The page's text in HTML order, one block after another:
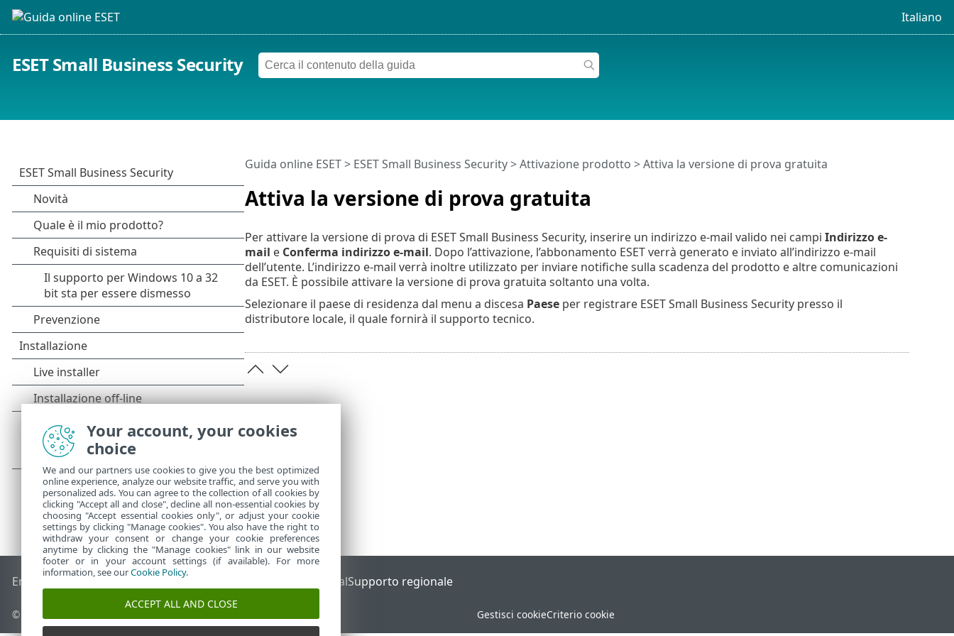
Italiano
ESET Small Business Security
Attiva la versione di prova gratuita
Guida online ESET> ESET Small Business Security>Attivazione prodotto > Attiva la versione di prova gratuita
Per attivare la versione di prova di ESET Small Business Security, inserire un indirizzo e-mail valido nei campi Indirizzo e-
mail e Conferma indirizzo e-mail. Dopo l’attivazione, l’abbonamento ESET verrà generato e inviato all’indirizzo e-mail
dell’utente. L’indirizzo e-mail verrà inoltre utilizzato per inviare notifiche sulla scadenza del prodotto e altre comunicazioni
da ESET. È possibile attivare la versione di prova gratuita soltanto una volta.
Selezionare il paese di residenza dal menu a discesa Paeseper registrare ESET Small Business Security presso il
distributore locale, il quale fornirà il supporto tecnico.
End of Life ESET Knowledge Base ESET Status PortalSupporto regionale
© 1992 - 2026 ESET, spol. s r.o. - Tutti i diritti riservati. Gestisci cookieCriterio cookie
Your account, your cookies
choice
We and our partners use cookies to give you the best optimized
online experience, analyze our website traffic, and serve you with
personalized ads. You can agree to the collection of all cookies by
clicking "Accept all and close", decline all non-essential cookies by
choosing "Accept essential cookies only", or adjust your cookie
settings by clicking "Manage cookies". You also have the right to
withdraw your consent or change your cookie preferences
anytime by clicking the "Manage cookies" link in our website
footer or in your account settings (if available). For more
information, see ourCookie Policy.
ACCEPT ALL AND CLOSE